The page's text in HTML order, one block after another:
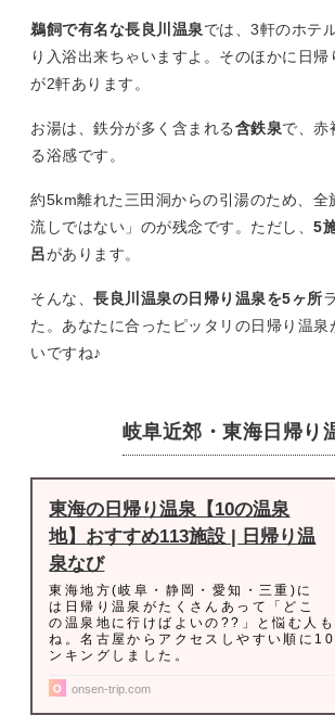
鵜飼で有名な長良川温泉では、3軒のホテ
り入浴出来ちゃいますよ。そのほかに日
が2軒あります。
お湯は、鉄分が多く含まれる含鉄泉で、赤
る浴感です。
約5km離れた三田洞からの引湯のため、全
流しではない」のが残念です。ただし、5
呂があります。
そんな、長良川温泉の日帰り温泉を5ヶ所
た。あなたに合ったピッタリの日帰り温泉
いですね♪
岐阜近郊・東海日帰り
東海の日帰り温泉【10の温泉
地】おすすめ113施設 | 日帰り温
泉なび
東海地方(岐阜・静岡・愛知・三重)に
は日帰り温泉がたくさんあって「どこ
の温泉地に行けばよいの??」と悩む人も
ね。名古屋からアクセスしやすい順に10
ンキングしました。
onsen-trip.com